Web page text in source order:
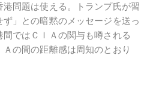
問題は使える。トランプ氏が習
」との暗黙のメッセージを送っ
ではＣＩＡの関与も噂される
の間の距離感は周知のとおり